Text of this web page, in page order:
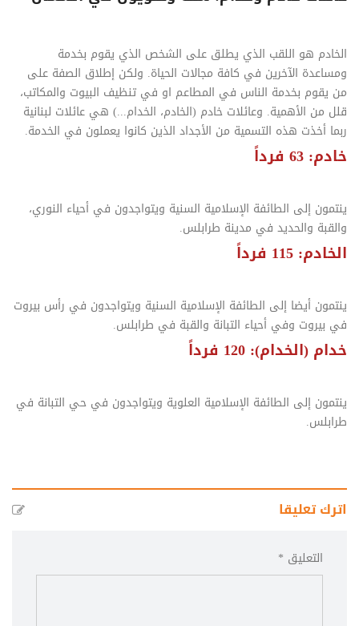
الخادم هو اللقب الذي يطلق على الشخص الذي يقوم بخدمة
ومساعدة الآخرين في كافة مجالات الحياة. ولكن إطلاق الصفة على
من يقوم بخدمة الناس في المطاعم او في تنظيف البيوت والمكاتب،
قلل من الأهمية. وعائلات خادم (الخادم، الخدام...) هي عائلات لبنانية
ربما أخذت هذه التسمية من الأجداد الذين كانوا يعملون في الخدمة.
خادم: 63 فرداً
ينتمون إلى الطائفة الإسلامية السنية ويتواجدون في أحياء النوري،
والقبة والحديد في مدينة طرابلس.
الخادم: 115 فرداً
ينتمون أيضا إلى الطائفة الإسلامية السنية ويتواجدون في رأس بيروت
في بيروت وفي أحياء التبانة والقبة في طرابلس.
خدام (الخدام): 120 فرداً
ينتمون إلى الطائفة الإسلامية العلوية ويتواجدون في حي التبانة في
طرابلس.
اترك تعليقا
التعليق *